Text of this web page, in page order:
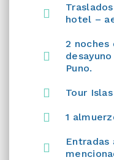
hotel –
2 noches
Puno.
Tour
1